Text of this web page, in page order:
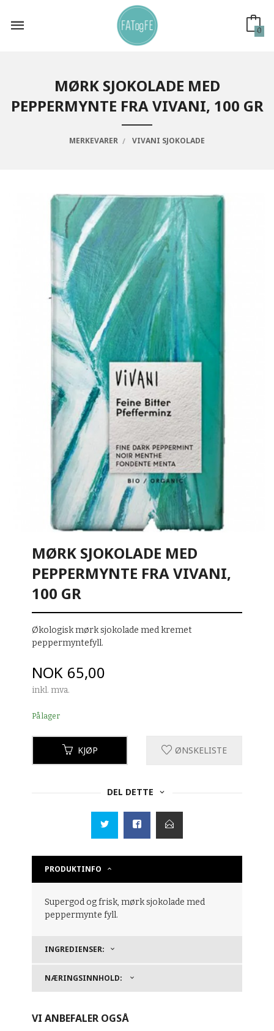
innholdet
0
MØRK SJOKOLADE MED
PEPPERMYNTE FRA VIVANI, 100 GR
MERKEVARER VIVANI SJOKOLADE
MØRK SJOKOLADE MED
PEPPERMYNTE FRA VIVANI,
100 GR
Økologisk mørk sjokolade med kremet
peppermyntefyll.
Pris
NOK 65,00
inkl. mva.
På lager
KJØP ØNSKELISTE
DEL DETTE
PRODUKTINFO
Supergod og frisk, mørk sjokolade med
peppermynte fyll.
INGREDIENSER:
NÆRINGSINNHOLD:
VI ANBEFALER OGSÅ